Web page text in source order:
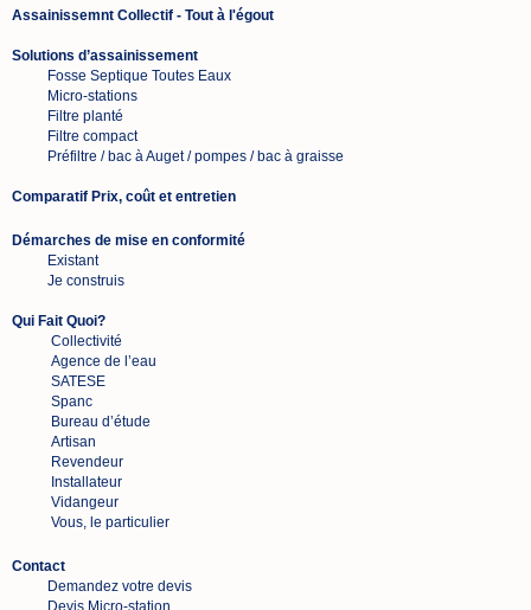
Assainissemnt Collectif - Tout à l'égout
Solutions d’assainissement
Fosse Septique Toutes Eaux
Micro-stations
Filtre planté
Filtre compact
Préfiltre / bac à Auget / pompes / bac à graisse
Comparatif Prix, coût et entretien
Démarches de mise en conformité
Existant
Je construis
Qui Fait Quoi?
Collectivité
Agence de l’eau
SATESE
Spanc
Bureau d’étude
Artisan
Revendeur
Installateur
Vidangeur
Vous, le particulier
Contact
Demandez votre devis
Devis Micro-station